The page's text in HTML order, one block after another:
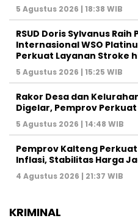
5 Agustus 2026 | 18:38 WIB
RSUD Doris Sylvanus
Internasional WSO
Perkuat Layanan Stroke
5 Agustus 2026 | 15:25 WIB
Rakor Desa dan
Digelar, Pemprov
5 Agustus 2026 | 14:48 WIB
Pemprov Kalteng
Inflasi, Stabilitas Harga
4 Agustus 2026 | 21:37 WIB
KRIMINAL